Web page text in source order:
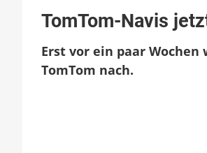
TomTom-Navis
Erst vor ein paar
TomTom nach.